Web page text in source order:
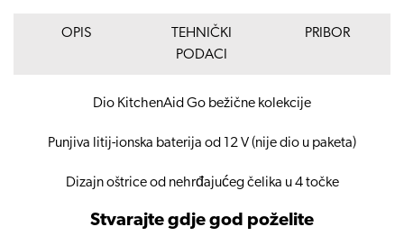
OPIS
TEHNIČKI
PODACI
PRIBOR
Dio KitchenAid Go bežične kolekcije
Punjiva litij-ionska baterija od 12 V (nije dio u paketa)
Dizajn oštrice od nehrđajućeg čelika u 4 točke
Stvarajte gdje god poželite